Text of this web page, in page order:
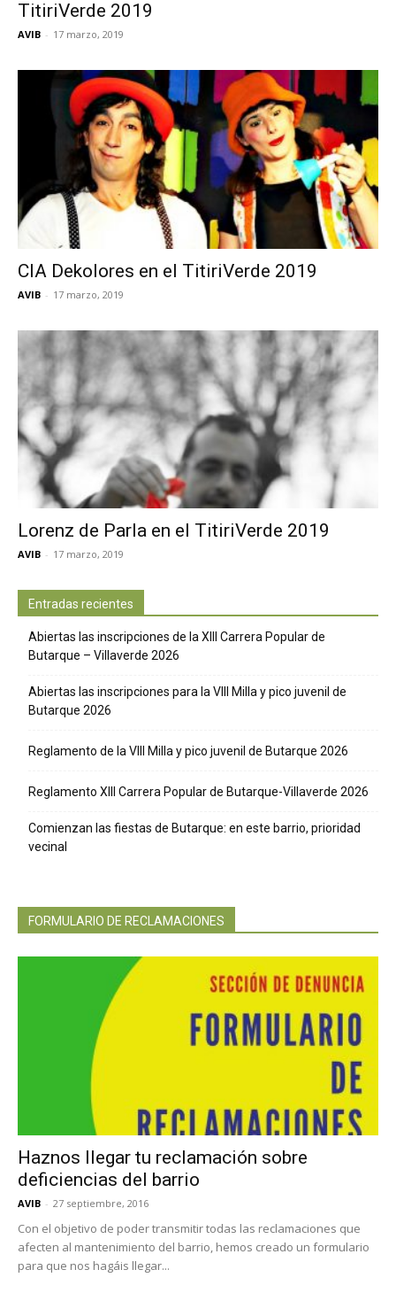
TitiriVerde 2019
AVIB - 17 marzo, 2019
CIA Dekolores en el TitiriVerde 2019
AVIB - 17 marzo, 2019
Lorenz de Parla en el TitiriVerde 2019
AVIB - 17 marzo, 2019
Entradas recientes
Abiertas las inscripciones de la XIII Carrera Popular de
Butarque – Villaverde 2026
Abiertas las inscripciones para la VIII Milla y pico juvenil de
Butarque 2026
Reglamento de la VIII Milla y pico juvenil de Butarque 2026
Reglamento XIII Carrera Popular de Butarque-Villaverde 2026
Comienzan las fiestas de Butarque: en este barrio, prioridad
vecinal
FORMULARIO DE RECLAMACIONES
Haznos llegar tu reclamación sobre
deficiencias del barrio
AVIB - 27 septiembre, 2016
Con el objetivo de poder transmitir todas las reclamaciones que
afecten al mantenimiento del barrio, hemos creado un formulario
para que nos hagáis llegar...